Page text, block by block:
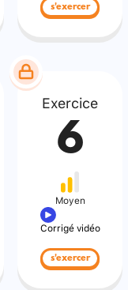
s'exercer
Exercice
6
Moyen
Corrigé vidéo
s'exercer